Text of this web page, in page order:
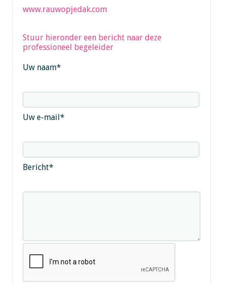
www.rauwopjedak.com
Stuur hieronder een bericht naar deze
professioneel begeleider
Uw naam*
Uw e-mail*
Bericht*